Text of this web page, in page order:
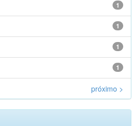
1
1
1
1
próximo >